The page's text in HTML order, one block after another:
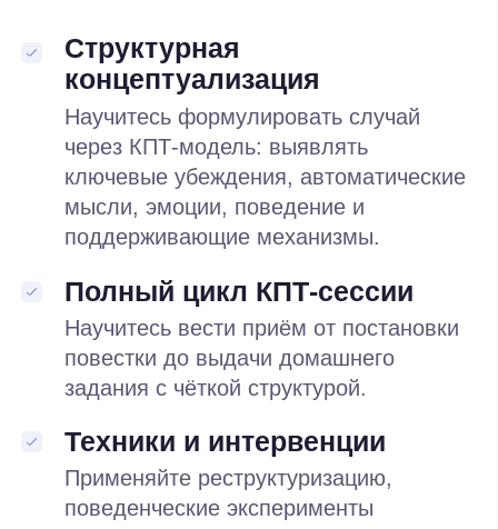
протоколы для работы с ключевыми
нозологиями.
Практикуете самостоятельно
Расширите инструментарий
для углублённой работы с клиентами.
Как вы будете
Смотрите лекции каждую
неделю
Новая лекция открывается
на учебной платформе каждую